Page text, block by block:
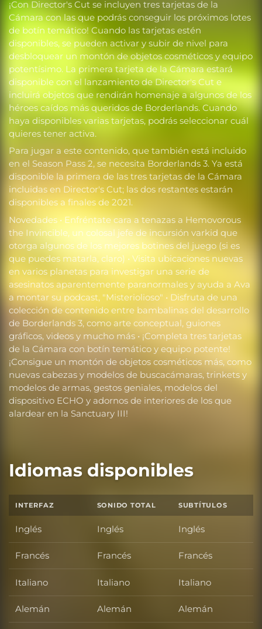
¡Con Director's Cut se incluyen tres tarjetas de la
Cámara con las que podrás conseguir los próximos lotes
de botín temático! Cuando las tarjetas estén
disponibles, se pueden activar y subir de nivel para
desbloquear un montón de objetos cosméticos y equipo
potentísimo. La primera tarjeta de la Cámara estará
disponible con el lanzamiento de Director's Cut e
incluirá objetos que rendirán homenaje a algunos de los
héroes caídos más queridos de Borderlands. Cuando
haya disponibles varias tarjetas, podrás seleccionar cuál
quieres tener activa.
Para jugar a este contenido, que también está incluido
en el Season Pass 2, se necesita Borderlands 3. Ya está
disponible la primera de las tres tarjetas de la Cámara
incluidas en Director's Cut; las dos restantes estarán
disponibles a finales de 2021.
Novedades • Enfréntate cara a tenazas a Hemovorous
the Invincible, un colosal jefe de incursión varkid que
otorga algunos de los mejores botines del juego (si es
que puedes matarla, claro) • Visita ubicaciones nuevas
en varios planetas para investigar una serie de
asesinatos aparentemente paranormales y ayuda a Ava
a montar su podcast, "Misteriolioso" • Disfruta de una
colección de contenido entre bambalinas del desarrollo
de Borderlands 3, como arte conceptual, guiones
gráficos, videos y mucho más • ¡Completa tres tarjetas
de la Cámara con botín temático y equipo potente!
¡Consigue un montón de objetos cosméticos más, como
nuevas cabezas y modelos de buscacámaras, trinkets y
modelos de armas, gestos geniales, modelos del
dispositivo ECHO y adornos de interiores de los que
alardear en la Sanctuary III!
Idiomas disponibles
INTERFAZ SONIDO TOTAL SUBTÍTULOS
Inglés Inglés Inglés
Francés Francés Francés
Italiano Italiano Italiano
Alemán Alemán Alemán